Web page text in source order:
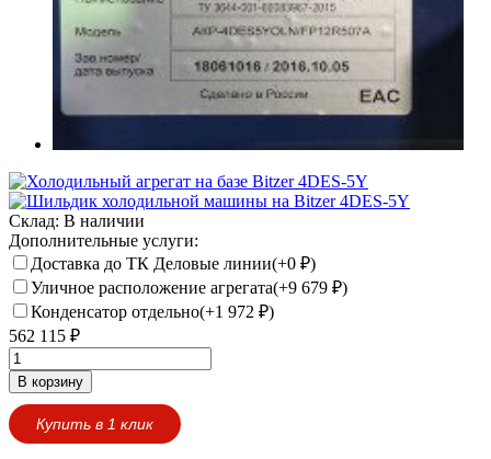
Склад: В наличии
Дополнительные услуги:
Доставка до ТК Деловые линии(+0 ₽)
Уличное расположение агрегата(+9 679 ₽)
Конденсатор отдельно(+1 972 ₽)
562 115 ₽
В корзину
Купить в 1 клик